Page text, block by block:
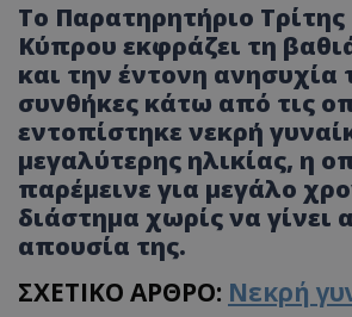
Το Παρατηρητήριο Τρίτης
Κύπρου εκφράζει τη
και την έντονη ανησυχία
συνθήκες κάτω από τις
εντοπίστηκε νεκρή
μεγαλύτερης ηλικίας, η
παρέμεινε για μεγάλο
διάστημα χωρίς να γίνει
απουσία της.
ΣΧΕΤΙΚΟ ΑΡΘΡΟ: Νεκρή